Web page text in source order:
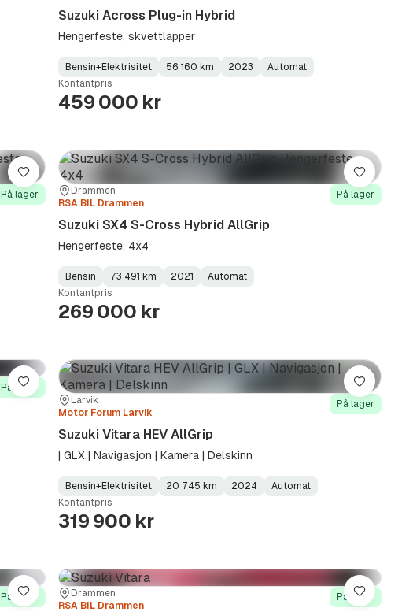
Suzuki Across Plug-in Hybrid
Hengerfeste, skvettlapper
Fuel
Type:
Bensin+Elektrisitet
Kilometerstand: 56 160 km
Model
Year:
2023
Gearbox
Type:
Automat
Kontantpris
459 000 kr
På lager
Lagre
Sted:
Drammen
Forhandler:
RSA BIL Drammen
På lager
Suzuki SX4 S-Cross Hybrid AllGrip
Hengerfeste, 4x4
Fuel
Type:
Bensin
Kilometerstand:
73 491 km
Model
Year:
2021
Gearbox
Type:
Automat
Kontantpris
269 000 kr
Lagre
På lager
Lagre
Sted:
Larvik
Forhandler:
Motor Forum Larvik
På lager
Suzuki Vitara HEV AllGrip
| GLX | Navigasjon | Kamera | Delskinn
Fuel
Type:
Bensin+Elektrisitet
Kilometerstand: 20 745 km
Model
Year:
2024
Gearbox
Type:
Automat
Kontantpris
319 900 kr
Lagre
På lager
Lagre Sted:
Drammen
Forhandler:
RSA BIL Drammen
På lager
Lagre